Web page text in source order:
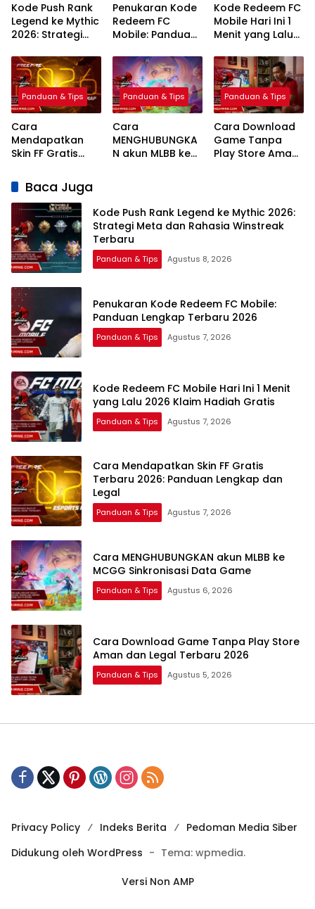
Kode Push Rank
Legend ke Mythic
2026: Strategi
Rahasia
Winstreak
Terbaru
Penukaran Kode
Redeem FC
Mobile: Panduan
2026
Kode Redeem FC
Mobile Hari Ini 1
Menit yang Lalu
Hadiah Gratis
Panduan & Tips
Cara
Mendapatkan
Skin FF Gratis
Panduan
Lengkap dan
Legal
Panduan & Tips
Cara
MENGHUBUNGKA
N akun MLBB ke
Panduan & Tips
Cara Download
Game Tanpa
Play Store Aman
Baca Juga
Kode Push Rank Legend ke Mythic 2026:
Strategi Meta dan Rahasia Winstreak
Terbaru
Panduan & Tips Agustus 8, 2026
Penukaran Kode Redeem FC Mobile:
Panduan Lengkap Terbaru 2026
Panduan & Tips Agustus 7, 2026
Kode Redeem FC Mobile Hari Ini 1 Menit
yang Lalu 2026 Klaim Hadiah Gratis
Panduan & Tips Agustus 7, 2026
Cara Mendapatkan Skin FF Gratis
Terbaru 2026: Panduan Lengkap dan
Legal
Panduan & Tips Agustus 7, 2026
Cara MENGHUBUNGKAN akun MLBB ke
MCGG Sinkronisasi Data Game
Panduan & Tips Agustus 6, 2026
Cara Download Game Tanpa Play Store
Aman dan Legal Terbaru 2026
Panduan & Tips Agustus 5, 2026
Privacy Policy Indeks Berita
Pedoman Media Siber
Didukung oleh WordPress - Tema: wpmedia.
Versi Non AMP